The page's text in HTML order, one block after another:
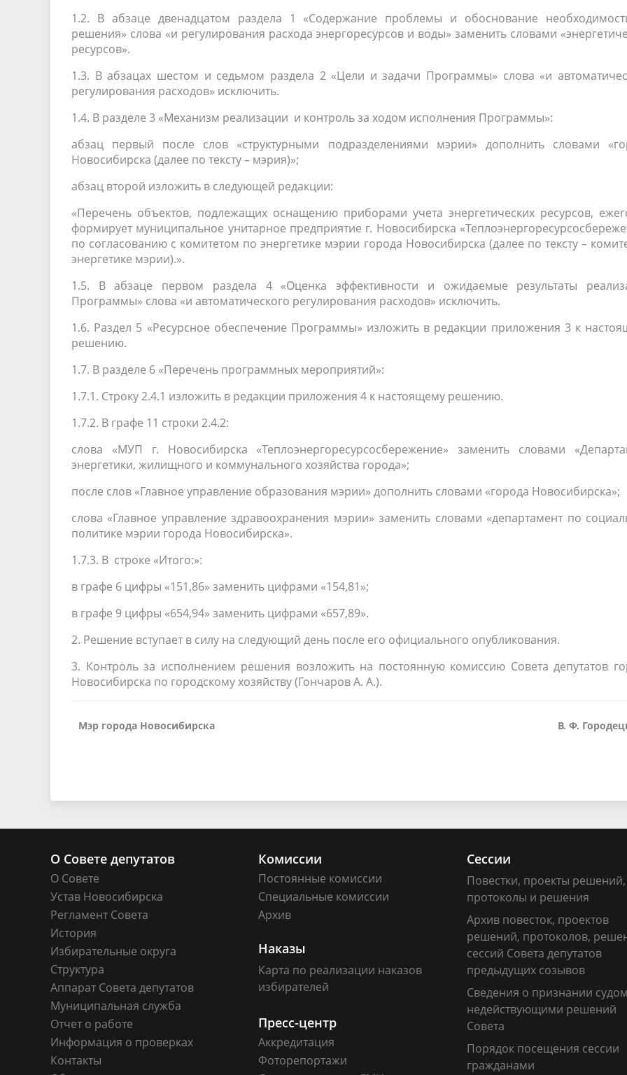
1.2. В абзаце двенадцатом раздела 1 «Содержание проблемы и обоснование
решения» слова «и регулирования расхода энергоресурсов и воды» заменить словами
ресурсов».
1.3. В абзацах шестом и седьмом раздела 2 «Цели и задачи Программы» слова «и
регулирования расходов» исключить.
1.4. В разделе 3 «Механизм реализации и контроль за ходом исполнения Программы»:
абзац первый после слов «структурными подразделениями мэрии» дополнить словами
Новосибирска (далее по тексту – мэрия)»;
абзац второй изложить в следующей редакции:
«Перечень объектов, подлежащих оснащению приборами учета энергетических ресурсов,
формирует муниципальное унитарное предприятие г. Новосибирска
по согласованию с комитетом по энергетике мэрии города Новосибирска (далее по тексту –
энергетике мэрии).».
1.5. В абзаце первом раздела 4 «Оценка эффективности и ожидаемые результаты
Программы» слова «и автоматического регулирования расходов» исключить.
1.6. Раздел 5 «Ресурсное обеспечение Программы» изложить в редакции приложения 3 к
решению.
1.7. В разделе 6 «Перечень программных мероприятий»:
1.7.1. Строку 2.4.1 изложить в редакции приложения 4 к настоящему решению.
1.7.2. В графе 11 строки 2.4.2:
слова «МУП г. Новосибирска «Теплоэнергоресурсосбережение» заменить словами
энергетики, жилищного и коммунального хозяйства города»;
после слов «Главное управление образования мэрии» дополнить словами «города Новосибирска»;
слова «Главное управление здравоохранения мэрии» заменить словами «департамент по
политике мэрии города Новосибирска».
1.7.3. В строке «Итого:»:
в графе 6 цифры «151,86» заменить цифрами «154,81»;
в графе 9 цифры «654,94» заменить цифрами «657,89».
2. Решение вступает в силу на следующий день после его официального опубликования.
3. Контроль за исполнением решения возложить на постоянную комиссию Совета депутатов
Новосибирска по городскому хозяйству (Гончаров А. А.).
Мэр города Новосибирска В. Ф.
О Совете депутатов
О Совете
Устав Новосибирска
Регламент Совета
История
Избирательные округа
Структура
Аппарат Совета депутатов
Муниципальная служба
Отчет о работе
Информация о проверках
Контакты
Комиссии
Постоянные комиссии
Специальные комиссии
Архив
Сессии
Повестки, проекты решений,
протоколы и решения
Архив повесток, проектов
решений, протоколов,
сессий Совета депутатов
предыдущих созывов
Сведения о признании судом
недействующими решений
Совета
Порядок посещения сессии
гражданами
Наказы
Карта по реализации наказов
избирателей
Пресс-центр
Аккредитация
Фоторепортажи